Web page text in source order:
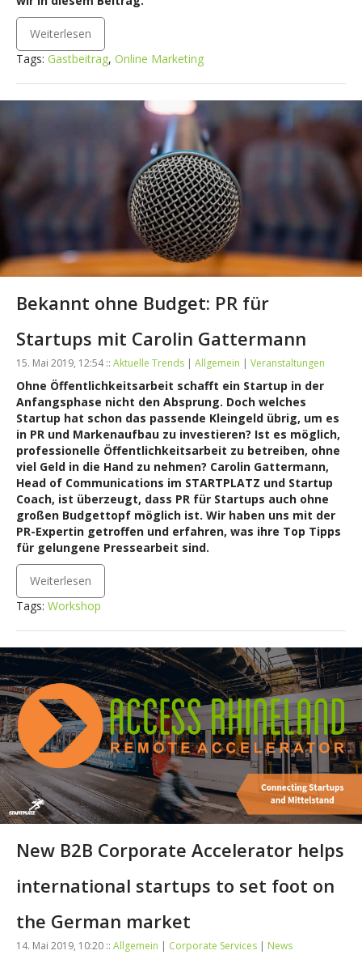
Weiterlesen
Tags: Gastbeitrag, Online Marketing
Bekannt ohne Budget: PR für
Startups mit Carolin Gattermann
15. Mai 2019, 12:54 :: Aktuelle Trends | Allgemein | Veranstaltungen
Ohne Öffentlichkeitsarbeit schafft ein Startup in der
Anfangsphase nicht den Absprung. Doch welches
Startup hat schon das passende Kleingeld übrig, um es
in PR und Markenaufbau zu investieren? Ist es möglich,
professionelle Öffentlichkeitsarbeit zu betreiben, ohne
viel Geld in die Hand zu nehmen? Carolin Gattermann,
Head of Communications im STARTPLATZ und Startup
Coach, ist überzeugt, dass PR für Startups auch ohne
großen Budgettopf möglich ist. Wir haben uns mit der
PR-Expertin getroffen und erfahren, was ihre Top Tipps
für gelungene Pressearbeit sind.
Weiterlesen
Tags: Workshop
New B2B Corporate Accelerator helps
international startups to set foot on
the German market
14. Mai 2019, 10:20 :: Allgemein | Corporate Services | News